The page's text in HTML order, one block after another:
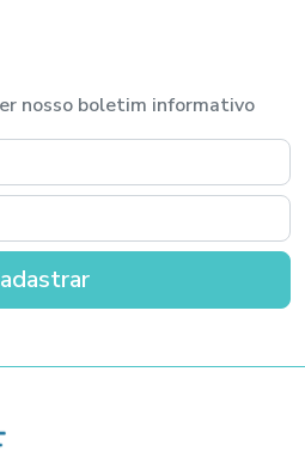
nosso boletim informativo